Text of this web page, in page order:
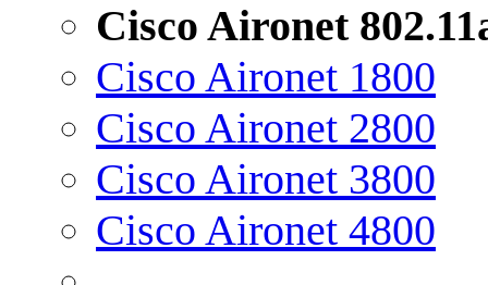
Cisco Aironet
Cisco Aironet 1800
Cisco Aironet 2800
Cisco Aironet 3800
Cisco Aironet 4800